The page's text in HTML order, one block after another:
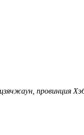
провинция